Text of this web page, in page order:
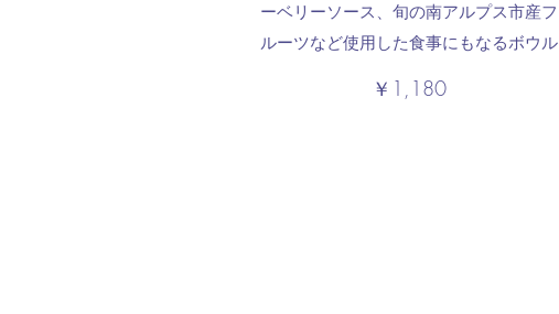
ーベリーソース、旬の南アルプス市産フ
￥1,180